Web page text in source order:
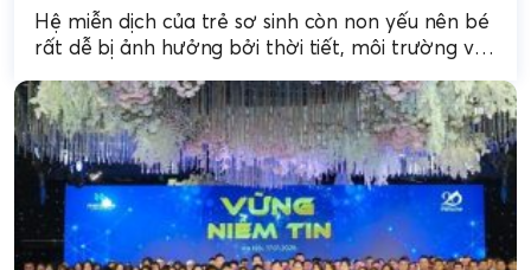
Hệ miễn dịch của trẻ sơ sinh còn non yếu nên bé
rất dễ bị ảnh hưởng bởi thời tiết, môi trường và